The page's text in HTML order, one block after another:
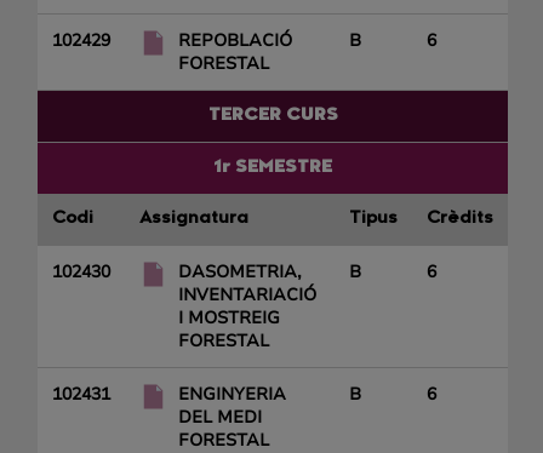
102429
REPOBLACIÓ
FORESTAL
B 6
TERCER CURS
1r SEMESTRE
Codi Assignatura Tipus Crèdits
102430
DASOMETRIA,
INVENTARIACIÓ
I MOSTREIG
FORESTAL
B 6
102431
ENGINYERIA
DEL MEDI
FORESTAL
B 6